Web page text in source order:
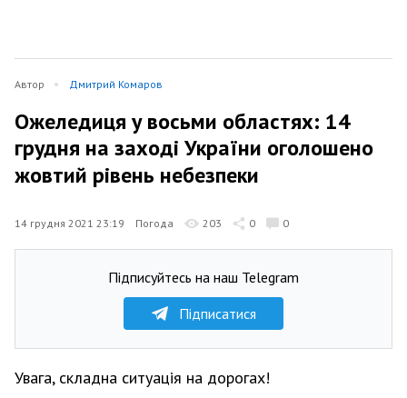
Автор Дмитрий Комаров
Ожеледиця у восьми областях: 14
грудня на заході України оголошено
жовтий рівень небезпеки
14 грудня 2021 23:19 Погода 203 0 0
Підписуйтесь на наш Telegram
Підписатися
Увага, складна ситуація на дорогах!